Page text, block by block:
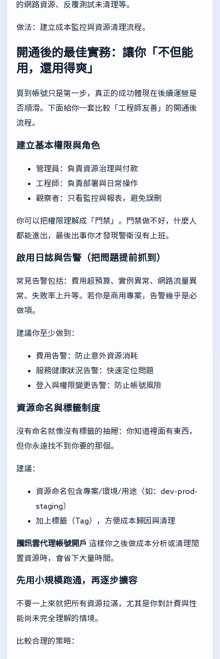
的網路資源、反覆測試未清理等。
做法：建立成本監控與資源清理流程。
開通後的最佳實務：讓你「不但能
用，還用得爽」
買到帳號只是第一步，真正的成功體現在後續運營是
否順滑。下面給你一套比較「工程師友善」的開通後
流程。
建立基本權限與角色
管理員：負責資源治理與付款
工程師：負責部署與日常操作
觀察者：只看監控與報表，避免誤刪
你可以把權限理解成「門禁」。門禁做不好，什麼人
都能進出，最後出事你才發現警衛沒有上班。
啟用日誌與告警（把問題提前抓到）
常見告警包括：費用超預算、實例異常、網路流量異
常、失敗率上升等。若你是商用專案，告警幾乎是必
做項。
建議你至少做到：
費用告警：防止意外資源消耗
服務健康狀況告警：快速定位問題
登入與權限變更告警：防止帳號風險
資源命名與標籤制度
沒有命名就像沒有標籤的抽屜：你知道裡面有東西，
但你永遠找不到你要的那個。
建議：
資源命名包含專案/環境/用途（如：dev-prod-
staging）
加上標籤（Tag），方便成本歸因與清理
騰訊雲代理帳號開戶 這樣你之後做成本分析或清理閒
置資源時，會省下大量時間。
先用小規模跑通，再逐步擴容
不要一上來就把所有資源拉滿，尤其是你對計費與性
能尚未完全理解的情境。
比較合理的策略：